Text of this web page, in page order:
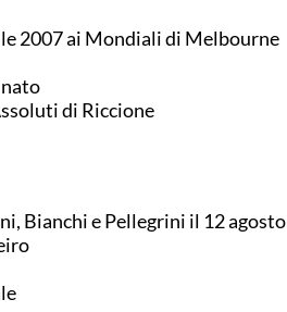
2007 ai Mondiali di Melbourne
di Riccione
Bianchi e Pellegrini il 12 agosto